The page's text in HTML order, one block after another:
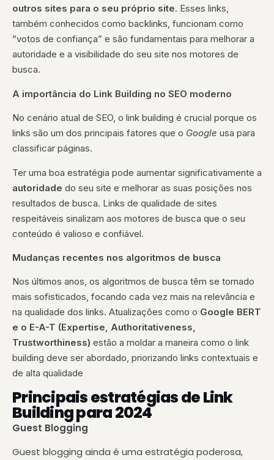
outros sites para o seu próprio site. Esses links,
também conhecidos como backlinks, funcionam como
“votos de confiança” e são fundamentais para melhorar a
autoridade e a visibilidade do seu site nos motores de
busca.
A importância do Link Building no SEO moderno
No cenário atual de SEO, o link building é crucial porque os
links são um dos principais fatores que o Google usa para
classificar páginas.
Ter uma boa estratégia pode aumentar significativamente a
autoridade do seu site e melhorar as suas posições nos
resultados de busca. Links de qualidade de sites
respeitáveis sinalizam aos motores de busca que o seu
conteúdo é valioso e confiável.
Mudanças recentes nos algoritmos de busca
Nos últimos anos, os algoritmos de busca têm se tornado
mais sofisticados, focando cada vez mais na relevância e
na qualidade dos links. Atualizações como o Google BERT
e o E-A-T (Expertise, Authoritativeness,
Trustworthiness) estão a moldar a maneira como o link
building deve ser abordado, priorizando links contextuais e
de alta qualidade
Principais estratégias de Link
Building para 2024
Guest Blogging
Guest blogging ainda é uma estratégia poderosa,